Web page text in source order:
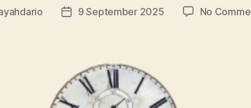
Post9 September 2025 No